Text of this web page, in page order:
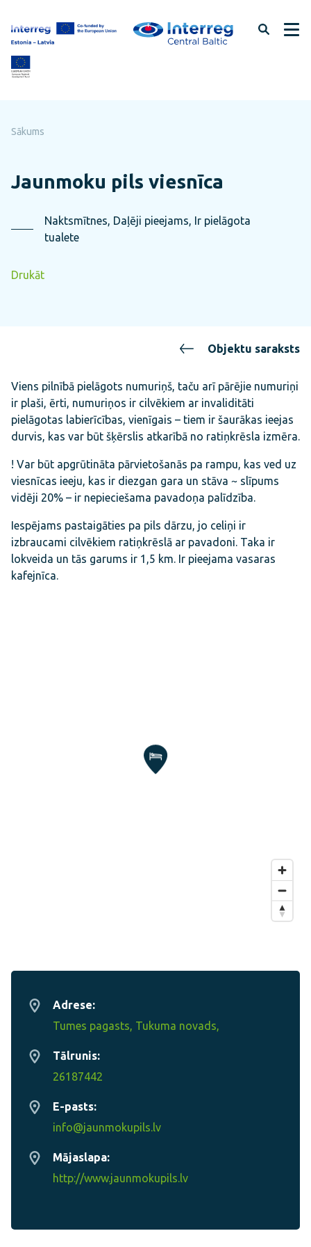
uz
lapas
saturu
Sākums
Jaunmoku pils viesnīca
Naktsmītnes, Daļēji pieejams, Ir pielāgota
tualete
Drukāt
Objektu saraksts
Adrese:
Tumes pagasts, Tukuma novads,
Tālrunis:
26187442
E-pasts:
info@jaunmokupils.lv
Mājaslapa:
http://www.jaunmokupils.lv
Viens pilnībā pielāgots numuriņš, taču arī pārējie numuriņi
ir plaši, ērti, numuriņos ir cilvēkiem ar invaliditāti
pielāgotas labierīcības, vienīgais – tiem ir šaurākas ieejas
durvis, kas var būt šķērslis atkarībā no ratiņkrēsla izmēra.
! Var būt apgrūtināta pārvietošanās pa rampu, kas ved uz
viesnīcas ieeju, kas ir diezgan gara un stāva ~ slīpums
vidēji 20% – ir nepieciešama pavadoņa palīdzība.
Iespējams pastaigāties pa pils dārzu, jo celiņi ir
izbraucami cilvēkiem ratiņkrēslā ar pavadoni. Taka ir
lokveida un tās garums ir 1,5 km. Ir pieejama vasaras
kafejnīca.